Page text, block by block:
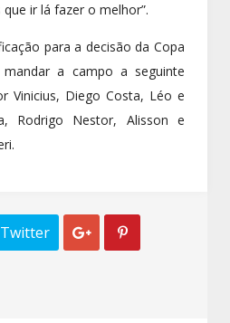
ir lá fazer o melhor”.
para a decisão da Copa
a campo a seguinte
Vinicius, Diego Costa, Léo e
Rodrigo Nestor, Alisson e
 